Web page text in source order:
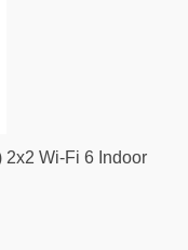
2x2 Wi-Fi 6 Indoor